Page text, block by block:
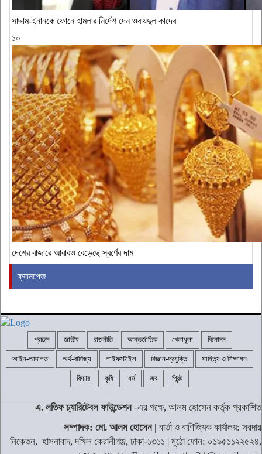
সাদ্দাম-ইনানকে ফোনে হামলার নির্দেশ দেন ওবায়দুল কাদের
১০
দেশের বাজারে আবারও বেড়েছে স্বর্ণের দাম
ফ্যানপেজ
প্রচ্ছদ জাতীয় রাজনীতি আন্তর্জাতিক খেলাধূলা বিনোদন
আইন-আদালত অর্থ-বাণিজ্য লাইফস্টাইল বিজ্ঞান-প্রযুক্তি সাহিত্য ও শিক্ষাঙ্গন
ফিচার কৃষি ধর্ম জব প্রিন্ট
এ. লতিফ চ্যারিটেবল ফাউন্ডেশন-এর পক্ষে, আলম হোসেন কর্তৃক প্রকাশিত
সম্পাদক: মো. আলম হোসেন | বার্তা ও বাণিজ্যিক কার্যালয়: সরদার
নিকেতন, হাসনাবাদ, দক্ষিন কেরানীগঞ্জ, ঢাকা-১৩১১ | মুঠো ফোন: ০১৯৫১১২২৫২৪,